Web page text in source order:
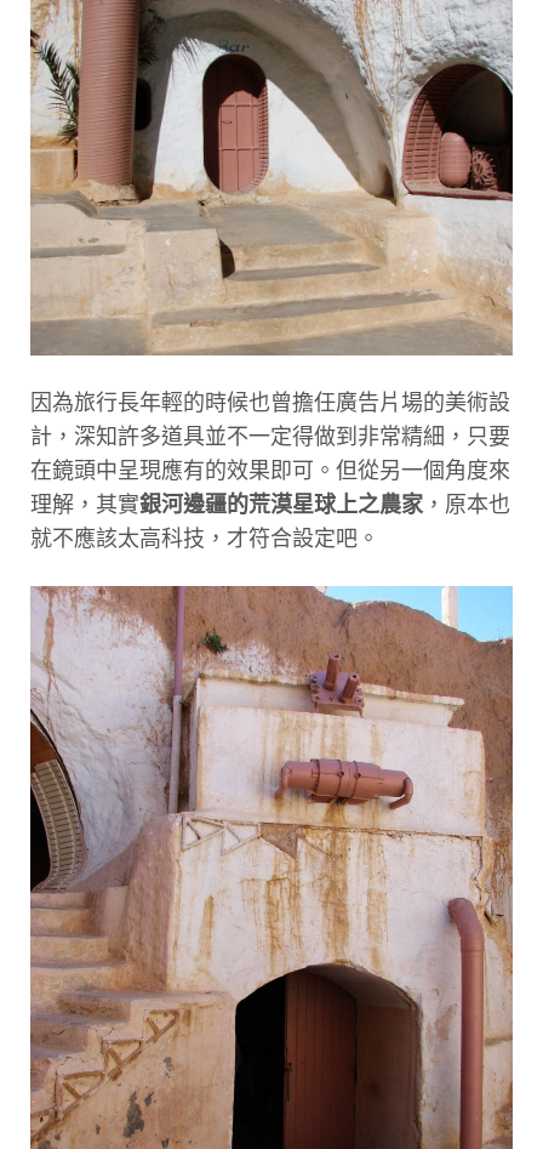
因為旅行長年輕的時候也曾擔任廣告片場的美術設
計，深知許多道具並不一定得做到非常精細，只要
在鏡頭中呈現應有的效果即可。但從另一個角度來
理解，其實銀河邊疆的荒漠星球上之農家，原本也
就不應該太高科技，才符合設定吧。